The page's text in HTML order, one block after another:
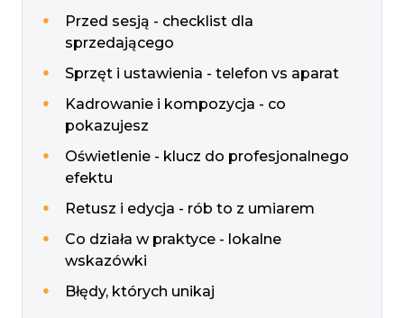
Przed sesją - checklist dla
sprzedającego
Sprzęt i ustawienia - telefon vs aparat
Kadrowanie i kompozycja - co
pokazujesz
Oświetlenie - klucz do profesjonalnego
efektu
Retusz i edycja - rób to z umiarem
Co działa w praktyce - lokalne
wskazówki
Błędy, których unikaj